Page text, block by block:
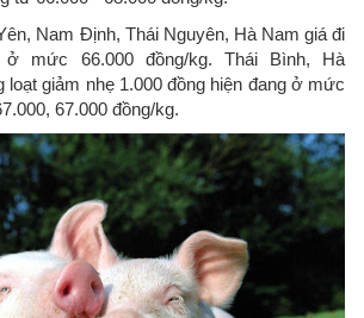
Nam Định, Thái Nguyên, Hà Nam giá đi
ở mức 66.000 đồng/kg. Thái Bình, Hà
loạt giảm nhẹ 1.000 đồng hiện đang ở mức
67.000 đồng/kg.